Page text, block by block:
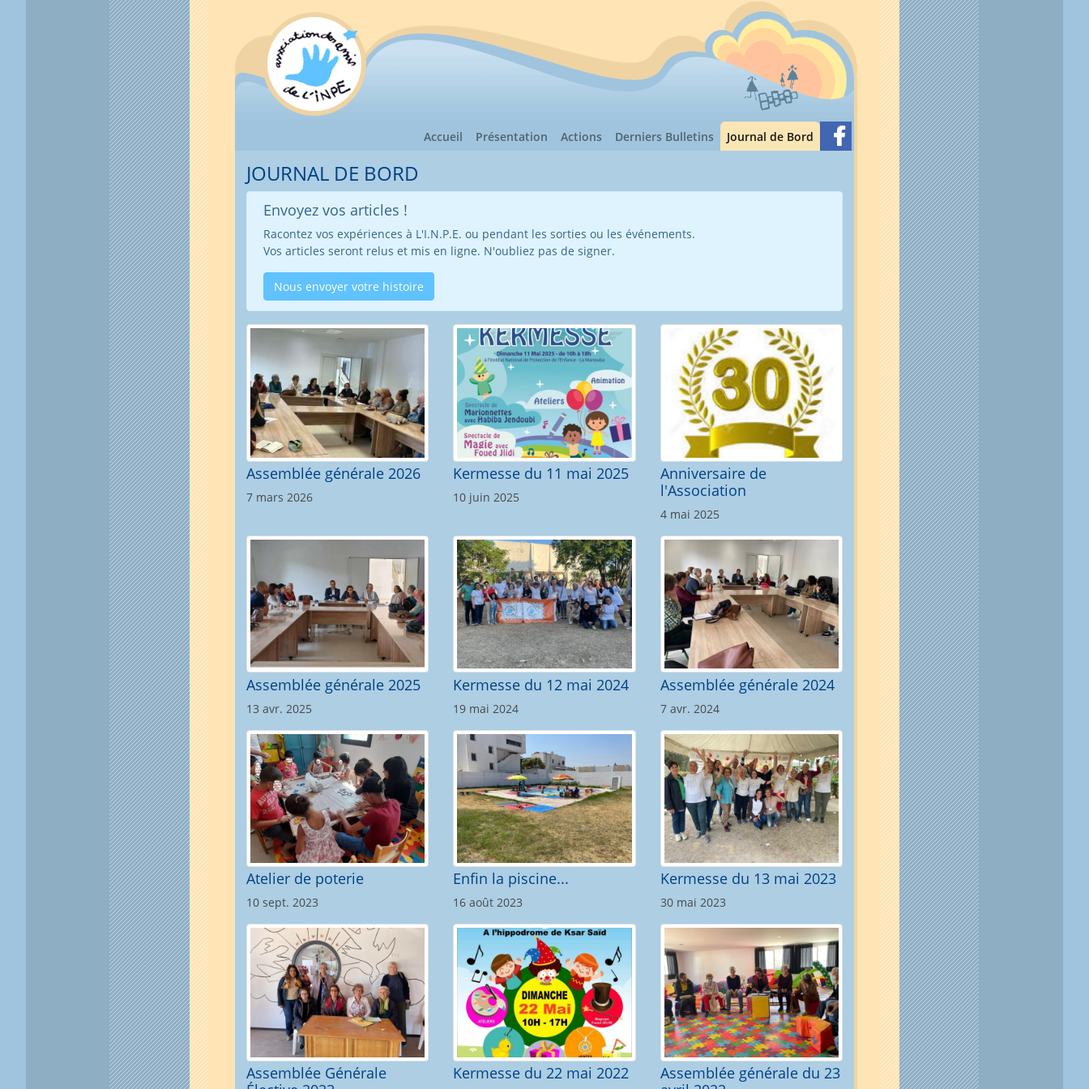
Accueil Présentation Actions Derniers Bulletins Journal de Bord (current)
JOURNAL DE BORD
Envoyez vos articles !
Racontez vos expériences à L'I.N.P.E. ou pendant les sorties ou les événements.
Vos articles seront relus et mis en ligne. N'oubliez pas de signer.
Nous envoyer votre histoire
Assemblée générale 2026
7 mars 2026
Kermesse du 11 mai 2025
10 juin 2025
Anniversaire de
l'Association
4 mai 2025
Assemblée générale 2025
13 avr. 2025
Kermesse du 12 mai 2024
19 mai 2024
Assemblée générale 2024
7 avr. 2024
Atelier de poterie
10 sept. 2023
Enfin la piscine...
16 août 2023
Kermesse du 13 mai 2023
30 mai 2023
Assemblée Générale
Kermesse du 22 mai 2022
Assemblée générale du 23